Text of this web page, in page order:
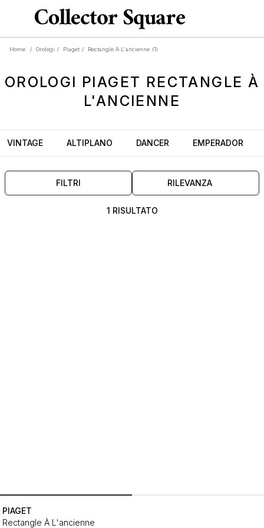
Home / Orologi / Piaget / Rectangle À L'ancienne (1)
OROLOGI PIAGET RECTANGLE À
L'ANCIENNE
VINTAGE ALTIPLANO DANCER EMPERADOR
FILTRI RILEVANZA
1 RISULTATO
PIAGET
Rectangle À L'ancienne